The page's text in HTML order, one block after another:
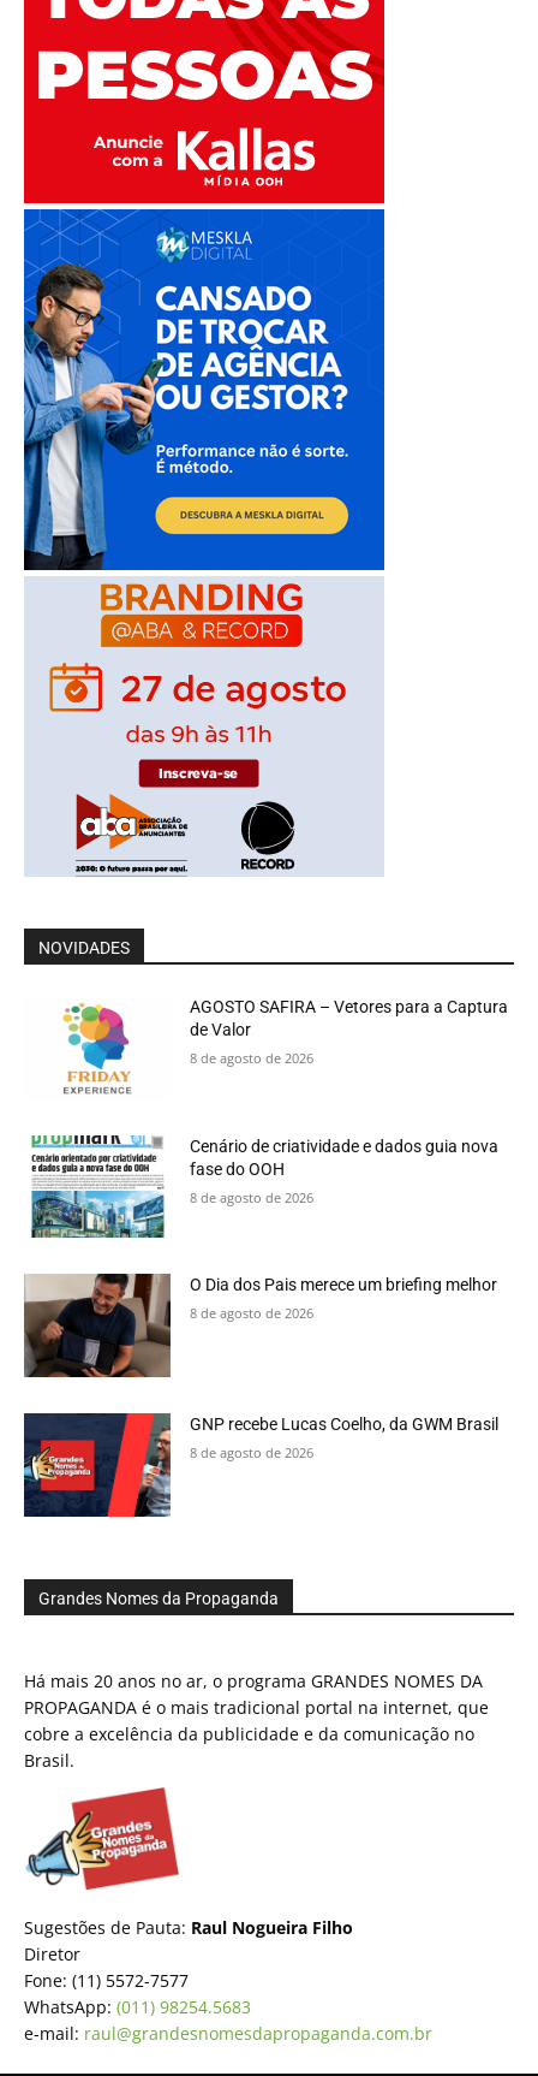
NOVIDADES
AGOSTO SAFIRA – Vetores para a Captura
de Valor
8 de agosto de 2026
Cenário de criatividade e dados guia nova
fase do OOH
8 de agosto de 2026
O Dia dos Pais merece um briefing melhor
8 de agosto de 2026
GNP recebe Lucas Coelho, da GWM Brasil
8 de agosto de 2026
Grandes Nomes da Propaganda
Há mais 20 anos no ar, o programa GRANDES NOMES DA
PROPAGANDA é o mais tradicional portal na internet, que
cobre a excelência da publicidade e da comunicação no
Brasil.
Sugestões de Pauta: Raul Nogueira Filho
Diretor
Fone: (11) 5572-7577
WhatsApp: (011) 98254.5683
e-mail: raul@grandesnomesdapropaganda.com.br